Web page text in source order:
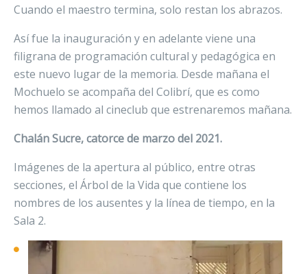
Cuando el maestro termina, solo restan los abrazos.
Así fue la inauguración y en adelante viene una
filigrana de programación cultural y pedagógica en
este nuevo lugar de la memoria. Desde mañana el
Mochuelo se acompaña del Colibrí, que es como
hemos llamado al cineclub que estrenaremos mañana.
Chalán Sucre, catorce de marzo del 2021.
Imágenes de la apertura al público, entre otras
secciones, el Árbol de la Vida que contiene los
nombres de los ausentes y la línea de tiempo, en la
Sala 2.